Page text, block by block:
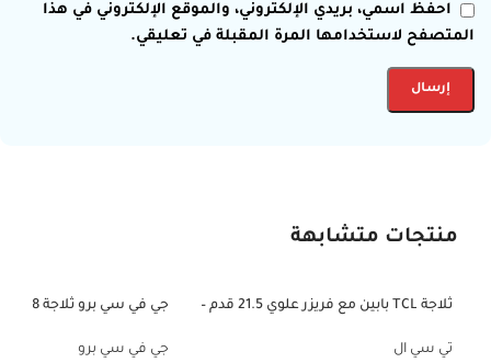
احفظ اسمي، بريدي الإلكتروني، والموقع الإلكتروني في هذا
المتصفح لاستخدامها المرة المقبلة في تعليقي.
منتجات متشابهة
-50%
ثلاجة TCL بابين مع فريزر علوي 21.5 قدم –
تي سي ال
-37%
جي في سي برو